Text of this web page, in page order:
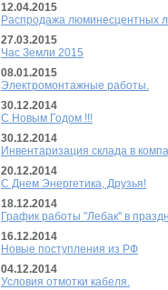
12.04.2015
Распродажа люминесцентных
27.03.2015
Час Земли 2015
08.01.2015
Электромонтажные работы.
30.12.2014
С Новым Годом !!!
30.12.2014
Инвентаризация склада в
20.12.2014
С Днем Энергетика, Друзья!
18.12.2014
График работы "Лебак" в
16.12.2014
Новые поступления из РФ
04.12.2014
Условия отмотки кабеля.